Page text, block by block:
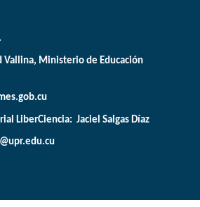
Vallina, Ministerio de Educación
LiberCiencia: Jaciel Salgas Díaz